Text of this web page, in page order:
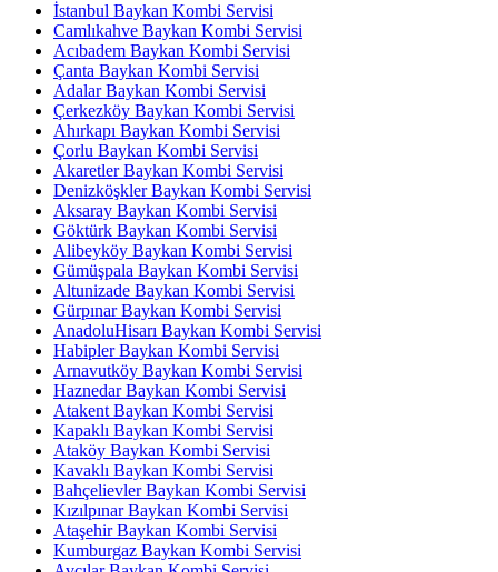
İstanbul Baykan Kombi Servisi
Camlıkahve Baykan Kombi Servisi
Acıbadem Baykan Kombi Servisi
Çanta Baykan Kombi Servisi
Adalar Baykan Kombi Servisi
Çerkezköy Baykan Kombi Servisi
Ahırkapı Baykan Kombi Servisi
Çorlu Baykan Kombi Servisi
Akaretler Baykan Kombi Servisi
Denizköşkler Baykan Kombi Servisi
Aksaray Baykan Kombi Servisi
Göktürk Baykan Kombi Servisi
Alibeyköy Baykan Kombi Servisi
Gümüşpala Baykan Kombi Servisi
Altunizade Baykan Kombi Servisi
Gürpınar Baykan Kombi Servisi
AnadoluHisarı Baykan Kombi Servisi
Habipler Baykan Kombi Servisi
Arnavutköy Baykan Kombi Servisi
Haznedar Baykan Kombi Servisi
Atakent Baykan Kombi Servisi
Kapaklı Baykan Kombi Servisi
Ataköy Baykan Kombi Servisi
Kavaklı Baykan Kombi Servisi
Bahçelievler Baykan Kombi Servisi
Kızılpınar Baykan Kombi Servisi
Ataşehir Baykan Kombi Servisi
Kumburgaz Baykan Kombi Servisi